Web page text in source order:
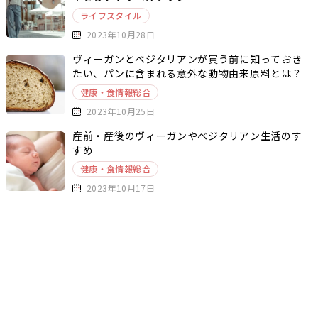
ライフスタイル
2023年10月28日
ヴィーガンとベジタリアンが買う前に知っておき
たい、パンに含まれる意外な動物由来原料とは？
健康・食情報総合
2023年10月25日
産前・産後のヴィーガンやベジタリアン生活のす
すめ
健康・食情報総合
2023年10月17日